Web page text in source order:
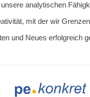
analytischen
mit der wir Grenzen
und Neues erfolgreich